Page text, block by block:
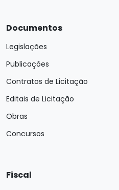
Documentos
Legislações
Publicações
Contratos de Licitação
Editais de Licitação
Obras
Concursos
Fiscal